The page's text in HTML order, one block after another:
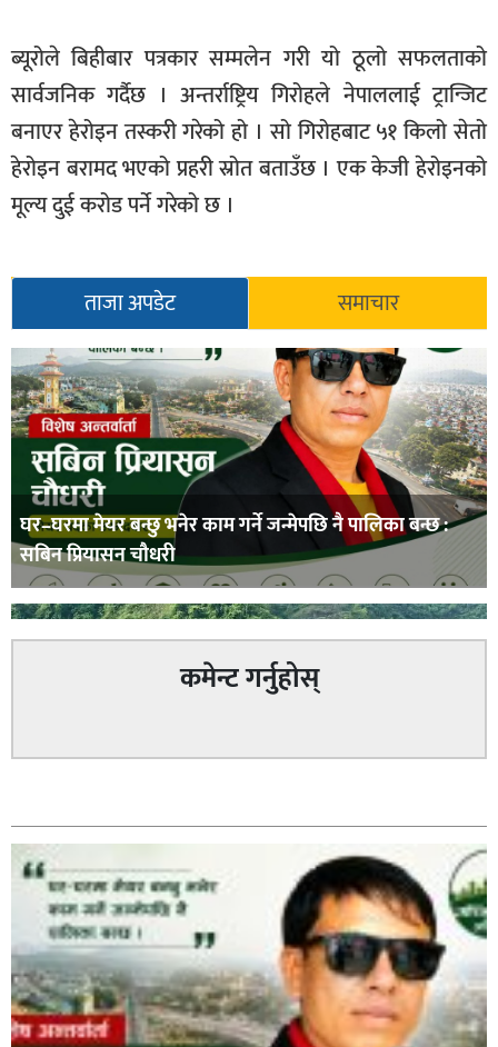
ब्यूरोले बिहीबार पत्रकार सम्मलेन गरी यो ठूलो सफलताको
सार्वजनिक गर्दैछ । अन्तर्राष्ट्रिय गिरोहले नेपाललाई ट्रान्जिट
बनाएर हेरोइन तस्करी गरेको हो । सो गिरोहबाट ५१ किलो सेतो
हेरोइन बरामद भएको प्रहरी स्रोत बताउँछ । एक केजी हेरोइनको
मूल्य दुई करोड पर्ने गरेको छ ।
ताजा अपडेट समाचार
घर–घरमा मेयर बन्छु भनेर काम गर्ने जन्मेपछि नै पालिका बन्छ :
सबिन प्रियासन चौधरी
प्रहरी साहयक निरीक्षक कुलबहादुर बिककाे पहलमा खडैचा
कमेन्ट गर्नुहोस्